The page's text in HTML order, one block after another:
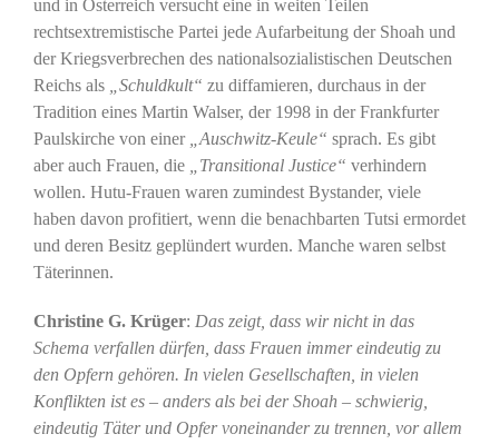
und in Österreich versucht eine in weiten Teilen
rechtsextremistische Partei jede Aufarbeitung der Shoah und
der Kriegsverbrechen des nationalsozialistischen Deutschen
Reichs als
„Schuldkult“ zu diffamieren, durchaus in der
Tradition eines Martin Walser, der 1998 in der Frankfurter
Paulskirche von einer
„Auschwitz-Keule“ sprach. Es gibt
aber auch Frauen, die
„Transitional Justice“ verhindern
wollen. Hutu-Frauen waren zumindest Bystander, viele
haben davon profitiert, wenn die benachbarten Tutsi ermordet
und deren Besitz geplündert wurden. Manche waren selbst
Täterinnen.
Christine G. Krüger: Das zeigt, dass wir nicht in das
Schema verfallen dürfen, dass Frauen immer eindeutig zu
den Opfern gehören. In vielen Gesellschaften, in vielen
Konflikten ist es – anders als bei der Shoah – schwierig,
eindeutig Täter und Opfer voneinander zu trennen, vor allem